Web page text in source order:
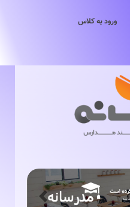
ورود به کلاس
Previous